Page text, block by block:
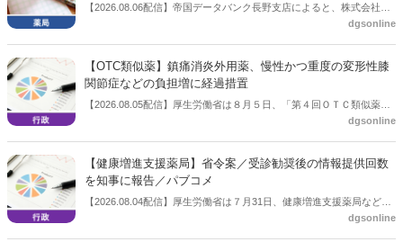
【2026.08.06配信】帝国データバンク長野支店によると、株式会社浅
川薬品（長野市）は7月31日に事業を停止し、自己破産申請の準備に
dgsonline
【OTC類似薬】鎮痛消炎外用薬、慢性かつ重度の変形性膝
関節症などの負担増に経過措置
【2026.08.05配信】厚生労働省は８月５日、「第４回ＯＴＣ類似薬の
保険給付の見直しの実施に向けた技術的検討会」を開催。「中間とり
会等に報告し、令和８年秋頃を目途に結論を得る予定。
dgsonline
【健康増進支援薬局】省令案／受診勧奨後の情報提供回数
を知事に報告／パブコメ
【2026.08.04配信】厚生労働省は７月31日、健康増進支援薬局などに
関する省令案を示し、パブコメを開始した。受診勧奨を行った後に、
dgsonline